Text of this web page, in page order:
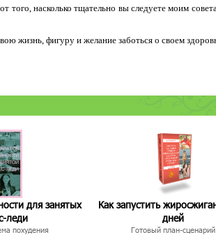
того, насколько тщательно вы следуете моим
жизнь, фигуру и желание заботься о своем
для занятых
леди
похудения
Как запустить
дней
Готовый план-сценарий